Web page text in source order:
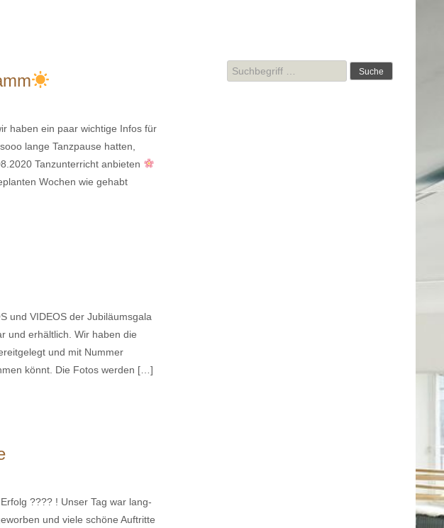
haben ein paar wichtige Infos für
lange Tanzpause hatten,
Tanzunterricht anbieten
Wochen wie gehabt
und VIDEOS der Jubiläumsgala
und erhältlich. Wir haben die
und mit Nummer
könnt. Die Fotos werden […]
???? ! Unser Tag war lang-
und viele schöne Auftritte
Suche
nach: